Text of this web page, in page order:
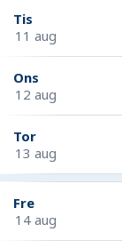
Tis
11 aug
Ons
12 aug
Tor
13 aug
Fre
14 aug